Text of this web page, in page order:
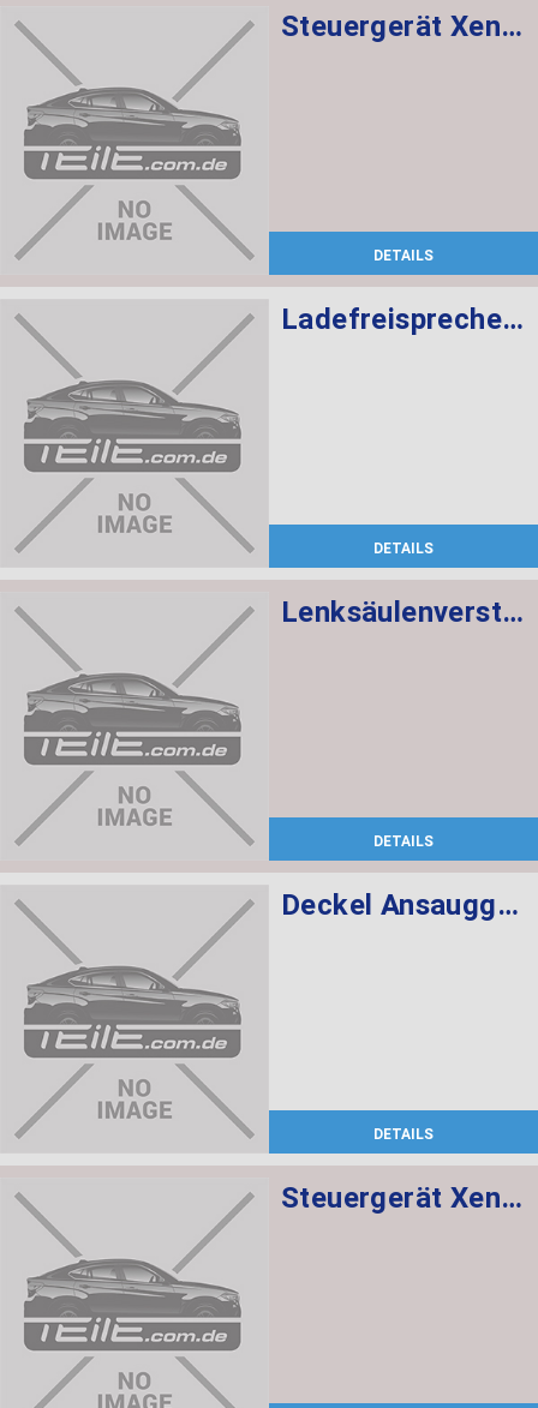
Steuergerät Xenon-Licht
DETAILS
Ladefreisprechelektronik High
DETAILS
Lenksäulenverstellung mechanisch
DETAILS
Deckel Ansauggeräuschdämpfer
DETAILS
Steuergerät Xenon-Licht